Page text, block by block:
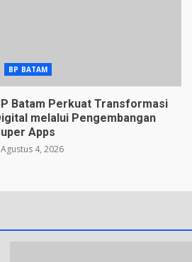
BP BATAM
Batam Perkuat Transformasi
melalui Pengembangan
Apps
Agustus 4, 2026